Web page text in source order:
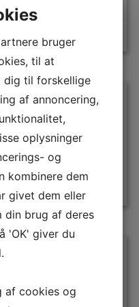
linje 9
københavnske
linje 10
bruger
til at
dig til forskellige
af annoncering,
oplysninger
og
kombinere dem
givet dem eller
din brug af deres
'OK' giver du
af cookies og